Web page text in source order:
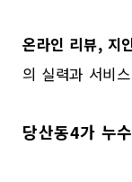
온라인 리뷰, 지
의 실력과 서비
당산동4가 누